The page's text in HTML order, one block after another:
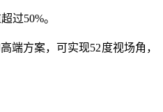
过50%。
端方案，可实现52度视场角，